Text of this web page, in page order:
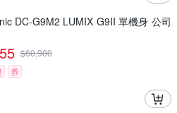
DC-G9M2 LUMIX G9II 單機身 公司
$60,900
券